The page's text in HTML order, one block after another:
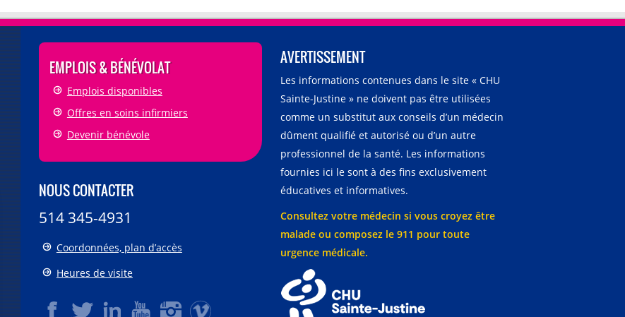
EMPLOIS & BÉNÉVOLAT
Emplois disponibles
Offres en soins infirmiers
Devenir bénévole
NOUS CONTACTER
514 345-4931
Coordonnées, plan d’accès
Heures de visite
AVERTISSEMENT
Les informations contenues dans le site « CHU
Sainte-Justine » ne doivent pas être utilisées
comme un substitut aux conseils d’un médecin
dûment qualifié et autorisé ou d’un autre
professionnel de la santé. Les informations
fournies ici le sont à des fins exclusivement
éducatives et informatives.
Consultez votre médecin si vous croyez être
malade ou composez le 911 pour toute
urgence médicale.